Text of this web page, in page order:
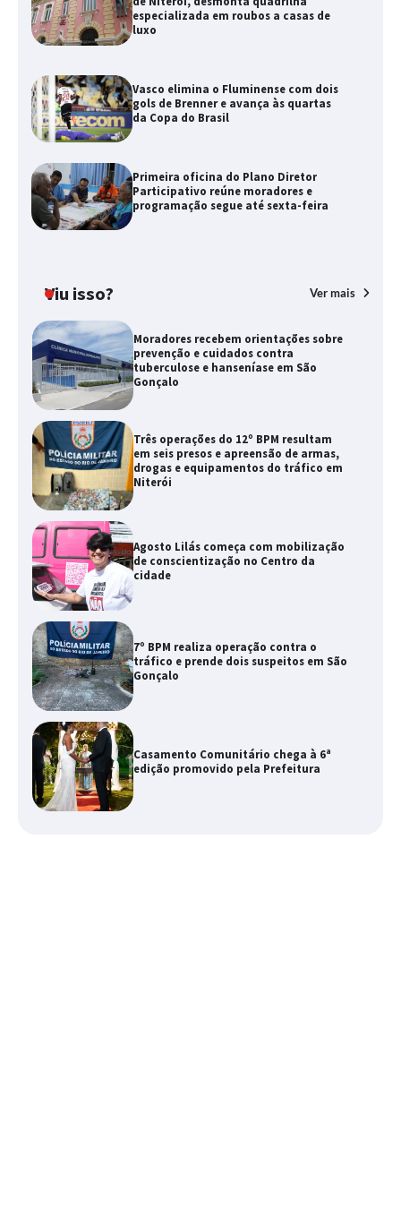
especializada em roubos a casas de
luxo
Vasco elimina o Fluminense com dois
gols de Brenner e avança às quartas
da Copa do Brasil
Primeira oficina do Plano Diretor
Participativo reúne moradores e
programação segue até sexta-feira
Viu isso? Ver mais
Moradores recebem orientações sobre
prevenção e cuidados contra
tuberculose e hanseníase em São
Gonçalo
Três operações do 12º BPM resultam
em seis presos e apreensão de armas,
drogas e equipamentos do tráfico em
Niterói
Agosto Lilás começa com mobilização
de conscientização no Centro da
cidade
7º BPM realiza operação contra o
tráfico e prende dois suspeitos em São
Gonçalo
Casamento Comunitário chega à 6ª
edição promovido pela Prefeitura